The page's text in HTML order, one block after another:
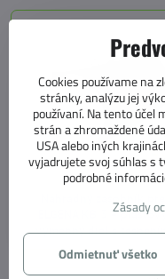
ELGENA KB 3 –
výmenný diel s
Cookies používame na
stránky, analýzu jej
používaní. Na tento účel
strán a zhromaždené
USA alebo iných
vyjadrujete svoj súhlas s
podrobné
Zásady
Odmietnuť všetko